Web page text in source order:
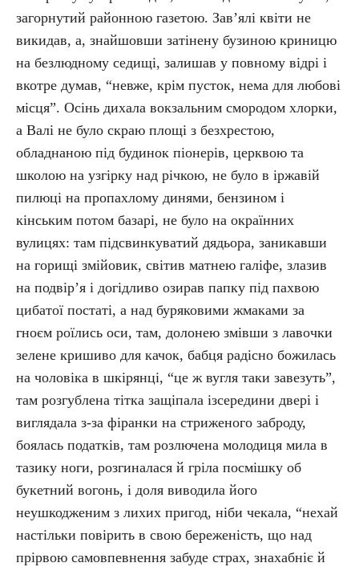
загорнутий районною газетою. Зав’ялі квіти не
викидав, а, знайшовши затінену бузиною криницю
на безлюдному седищі, залишав у повному відрі і
вкотре думав, “невже, крім пусток, нема для любові
місця”. Осінь дихала вокзальним смородом хлорки,
а Валі не було скраю площі з безхрестою,
обладнаною під будинок піонерів, церквою та
школою на узгірку над річкою, не було в іржавій
пилюці на пропахлому динями, бензином і
кінським потом базарі, не було на окраїнних
вулицях: там підсвинкуватий дядьора, заникавши
на горищі змійовик, світив матнею галіфе, злазив
на подвір’я і догідливо озирав папку під пахвою
цибатої постаті, а над буряковими жмаками за
гноєм роїлись оси, там, долонею змівши з лавочки
зелене кришиво для качок, бабця радісно божилась
на чоловіка в шкірянці, “це ж вугля таки завезуть”,
там розгублена тітка защіпала ізсередини двері і
виглядала з-за фіранки на стриженого заброду,
боялась податків, там розлючена молодиця мила в
тазику ноги, розгиналася й гріла посмішку об
букетний вогонь, і доля виводила його
неушкодженим з лихих пригод, ніби чекала, “нехай
настільки повірить в свою береженість, що над
прірвою самовпевнення забуде страх, знахабніє й